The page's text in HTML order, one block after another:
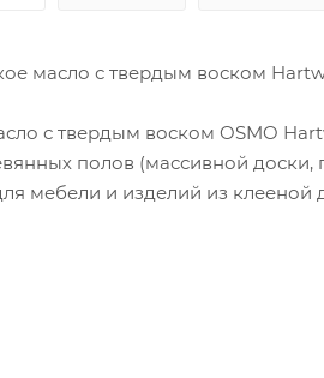
масло с твердым воском
с твердым воском OSMO
полов (массивной доски,
мебели и изделий из клееной